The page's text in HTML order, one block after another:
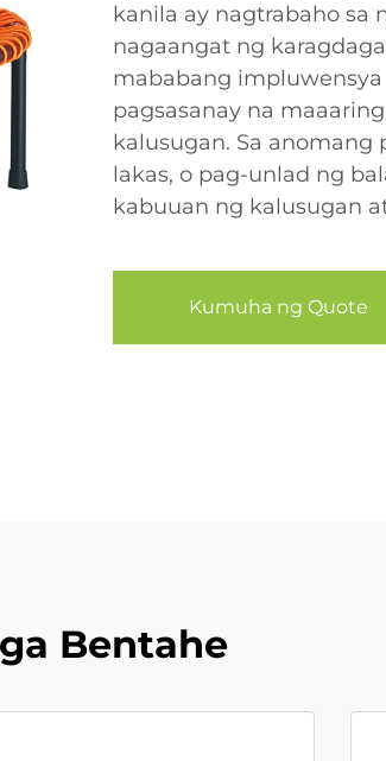
kanila ay nagtrabaho sa
nagaangat ng
mababang
pagsasanay na
kalusugan. Sa anomang
lakas, o pag-unlad ng
kabuuan ng kalusugan
Kumuha ng Quote
Bentahe